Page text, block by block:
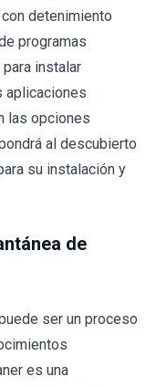
detenimiento
programas
instalar
aplicaciones
las opciones
al descubierto
su instalación y
de
ser un proceso
es una